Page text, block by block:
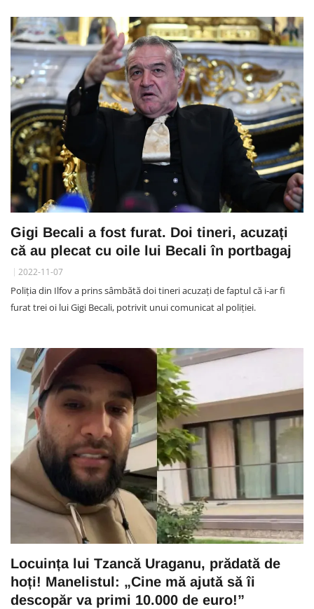
Gigi Becali a fost furat. Doi tineri, acuzați
că au plecat cu oile lui Becali în portbagaj
2022-11-07
Poliția din Ilfov a prins sâmbătă doi tineri acuzați de faptul că i-ar fi
furat trei oi lui Gigi Becali, potrivit unui comunicat al poliției.
Locuința lui Tzancă Uraganu, prădată de
hoți! Manelistul: „Cine mă ajută să îi
descopăr va primi 10.000 de euro!”